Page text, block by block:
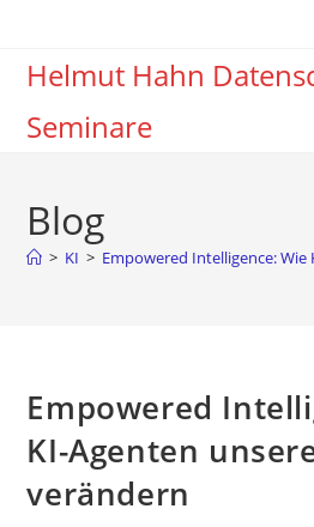
springenHelmut Hahn
Seminare
Blog
> KI > Empowered Intelligence:
Empowered
KI-Agenten
verändern